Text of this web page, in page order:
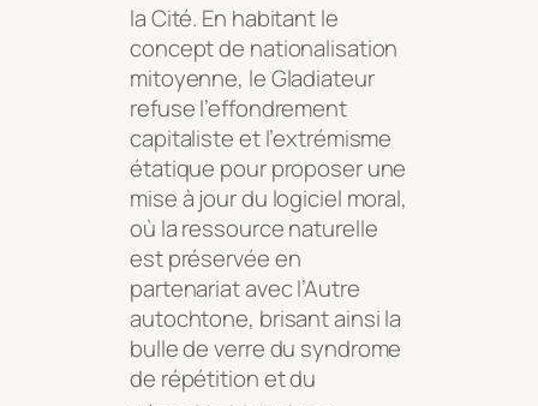
la Cité. En habitant le
concept de nationalisation
mitoyenne, le Gladiateur
refuse l’effondrement
capitaliste et l’extrémisme
étatique pour proposer une
mise à jour du logiciel moral,
où la ressource naturelle
est préservée en
partenariat avec l’Autre
autochtone, brisant ainsi la
bulle de verre du syndrome
de répétition et du